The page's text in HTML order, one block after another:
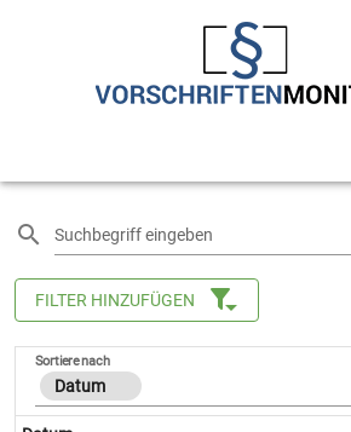
Suchbegriff eingeben
FILTER HINZUFÜGEN
Sortiere nach
Datum